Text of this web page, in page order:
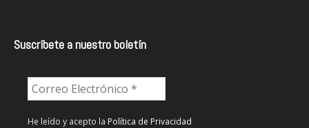
Suscríbete a nuestro boletín
He leído y acepto la Política de Privacidad